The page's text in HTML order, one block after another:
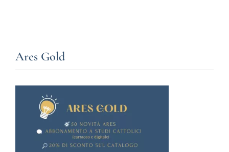
Ares Gold